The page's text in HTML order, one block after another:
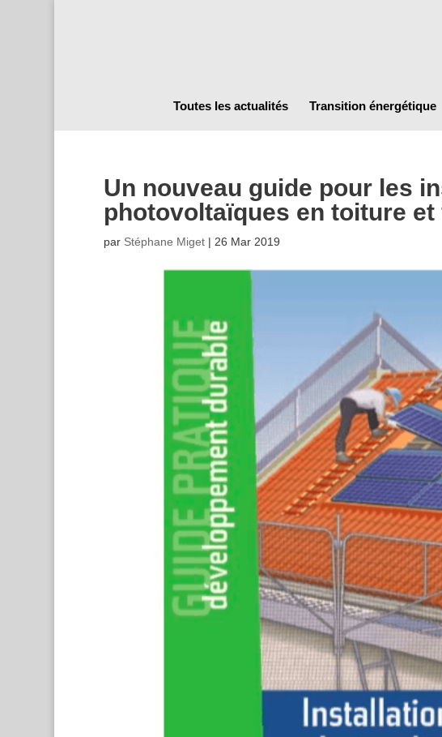
Toutes les actualités Transition énergétique
Un nouveau guide pour les
photovoltaïques en toiture et
par Stéphane Miget| 26 Mar 2019